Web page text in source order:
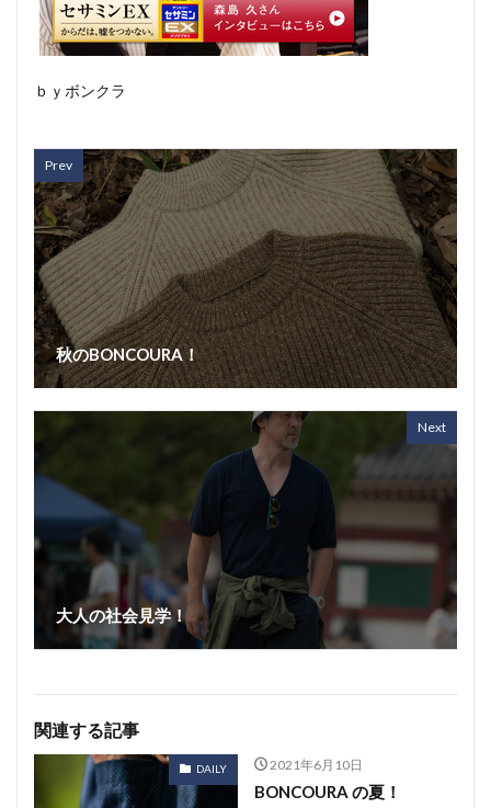
ｂｙボンクラ
Prev
秋のBONCOURA！
Next
大人の社会見学！
関連する記事
DAILY 2021年6月10日
BONCOURA の夏！